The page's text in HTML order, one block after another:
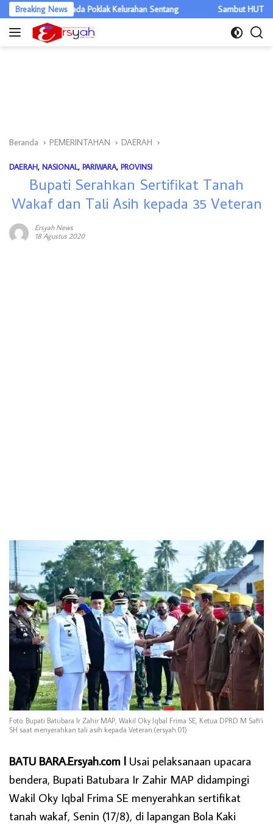
Langsung
ke
Breaking News
Kepada Poklak Kelurahan Sentang Sambut HUT ke-81 RI,
Beranda PEMERINTAHAN DAERAH
DAERAH, NASIONAL, PARIWARA, PROVINSI
Bupati Serahkan Sertifikat Tanah
Wakaf dan Tali Asih kepada 35 Veteran
Ersyah News
18 Agustus 2020
Foto: Bupati Batubara Ir Zahir MAP, Wakil Oky Iqbal Frima SE, Ketua DPRD M Safi’i
SH saat menyerahkan tali asih kepada Veteran.(ersyah.01)
BATU BARA.Ersyah.com l Usai pelaksanaan upacara
bendera, Bupati Batubara Ir Zahir MAP didampingi
Wakil Oky Iqbal Frima SE menyerahkan sertifikat
tanah wakaf, Senin (17/8), di lapangan Bola Kaki